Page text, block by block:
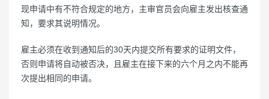
现申请中有不符合规定的地方，主审官员会向雇主发出核查通
知，要求其说明情况。
雇主必须在收到通知后的30天内提交所有要求的证明文件，
否则申请将自动被否决，且雇主在接下来的六个月之内不能再
次提出相同的申请。